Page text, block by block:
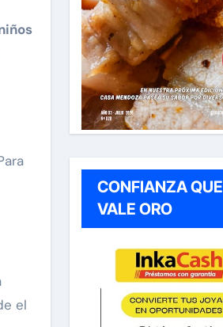
el
CONFIANZA QUE
VALE ORO